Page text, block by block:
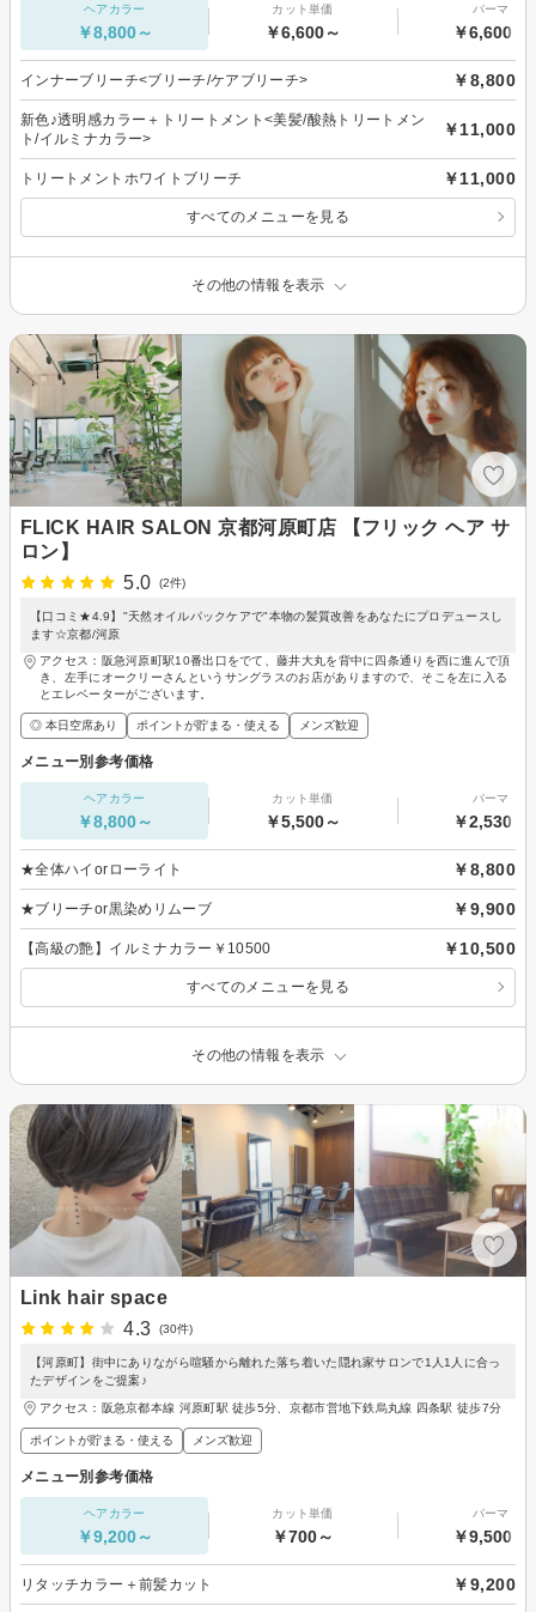
ヘアカラー
￥8,800～
カット単価
￥6,600～
パーマ
￥6,600～
インナーブリーチ<ブリーチ/ケアブリーチ> ￥8,800
新色♪透明感カラー＋トリートメント<美髪/酸熱トリートメン
ト/イルミナカラー>
￥11,000
トリートメントホワイトブリーチ ￥11,000
すべてのメニューを見る
その他の情報を表示
FLICK HAIR SALON 京都河原町店 【フリック ヘア サ
ロン】
5.0
(2件)
【口コミ★4.9】"天然オイルパックケアで"本物の髪質改善をあなたにプロデュースし
ます☆京都/河原
アクセス：阪急河原町駅10番出口をでて、藤井大丸を背中に四条通りを西に進んで頂
き、左手にオークリーさんというサングラスのお店がありますので、そこを左に入る
とエレベーターがございます。
◎ 本日空席あり ポイントが貯まる・使える メンズ歓迎
メニュー別参考価格
ヘアカラー
￥8,800～
カット単価
￥5,500～
パーマ
￥2,530～
★全体ハイorローライト ￥8,800
★ブリーチor黒染めリムーブ ￥9,900
【高級の艶】イルミナカラー￥10500 ￥10,500
すべてのメニューを見る
その他の情報を表示
Link hair space
4.3
(30件)
【河原町】街中にありながら喧騒から離れた落ち着いた隠れ家サロンで1人1人に合っ
たデザインをご提案♪
アクセス：阪急京都本線 河原町駅 徒歩5分、京都市営地下鉄烏丸線 四条駅 徒歩7分
ポイントが貯まる・使える メンズ歓迎
メニュー別参考価格
ヘアカラー
￥9,200～
カット単価
￥700～
パーマ
￥9,500～
リタッチカラー＋前髪カット ￥9,200